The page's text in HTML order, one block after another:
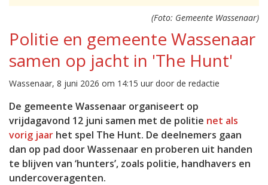
(Foto: Gemeente Wassenaar)
Politie en gemeente Wassenaar
samen op jacht in 'The Hunt'
Wassenaar, 8 juni 2026 om 14:15 uur door de redactie
De gemeente Wassenaar organiseert op
vrijdagavond 12 juni samen met de politie net als
vorig jaar het spel The Hunt. De deelnemers gaan
dan op pad door Wassenaar en proberen uit handen
te blijven van ‘hunters’, zoals politie, handhavers en
undercoveragenten.